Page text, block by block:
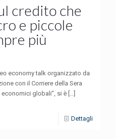
credito che
e piccole
più
economy talk organizzato da
con il Corriere della Sera
globali”, si è
Dettagli